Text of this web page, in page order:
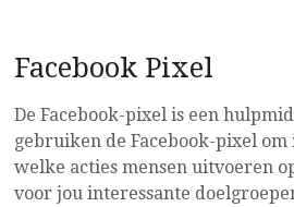
Facebook Pixel
De Facebook-pixel is een
gebruiken de Facebook-pixel
welke acties mensen uitvoeren
voor jou interessante